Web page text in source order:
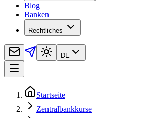
Blog
Banken
Rechtliches
DE
Startseite
Zentralbankkurse